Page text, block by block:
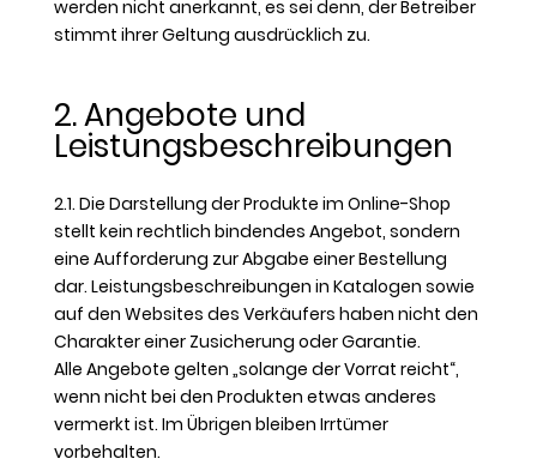
werden nicht anerkannt, es sei denn, der Betreiber
stimmt ihrer Geltung ausdrücklich zu.
2. Angebote und
Leistungsbeschreibungen
2.1. Die Darstellung der Produkte im Online-Shop
stellt kein rechtlich bindendes Angebot, sondern
eine Aufforderung zur Abgabe einer Bestellung
dar. Leistungsbeschreibungen in Katalogen sowie
auf den Websites des Verkäufers haben nicht den
Charakter einer Zusicherung oder Garantie.
Alle Angebote gelten „solange der Vorrat reicht“,
wenn nicht bei den Produkten etwas anderes
vermerkt ist. Im Übrigen bleiben Irrtümer
vorbehalten.